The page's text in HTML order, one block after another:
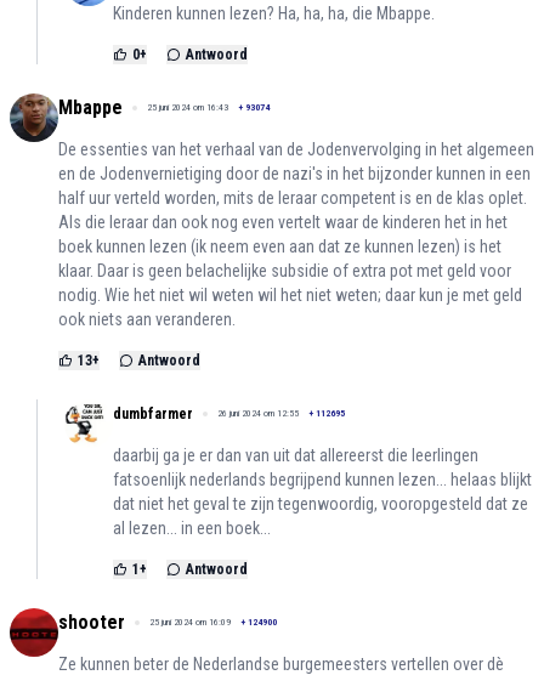
Kinderen kunnen lezen? Ha, ha, ha, die Mbappe.
0+ Antwoord
Mbappe 25 juni 2024 om 16:43 + 93074
De essenties van het verhaal van de Jodenvervolging in het algemeen
en de Jodenvernietiging door de nazi's in het bijzonder kunnen in een
half uur verteld worden, mits de leraar competent is en de klas oplet.
Als die leraar dan ook nog even vertelt waar de kinderen het in het
boek kunnen lezen (ik neem even aan dat ze kunnen lezen) is het
klaar. Daar is geen belachelijke subsidie of extra pot met geld voor
nodig. Wie het niet wil weten wil het niet weten; daar kun je met geld
ook niets aan veranderen.
13+ Antwoord
dumbfarmer 26 juni 2024 om 12:55 + 112695
daarbij ga je er dan van uit dat allereerst die leerlingen
fatsoenlijk nederlands begrijpend kunnen lezen... helaas blijkt
dat niet het geval te zijn tegenwoordig, vooropgesteld dat ze
al lezen... in een boek...
1+ Antwoord
shooter 25 juni 2024 om 16:09 + 124900
Ze kunnen beter de Nederlandse burgemeesters vertellen over dè